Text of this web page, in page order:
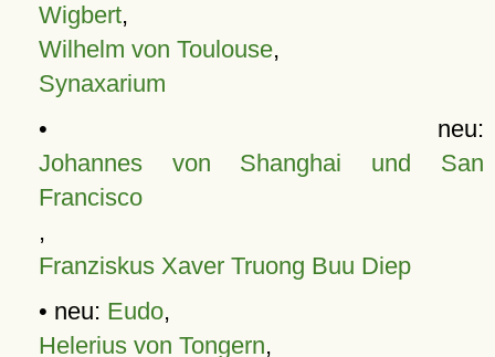
Wigbert,
Wilhelm von Toulouse,
Synaxarium
• neu:
Johannes von Shanghai und San
Francisco
,
Franziskus Xaver Truong Buu Diep
• neu: Eudo,
Helerius von Tongern,